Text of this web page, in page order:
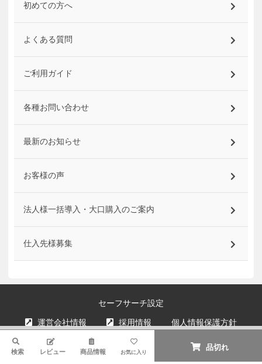
初めての方へ
よくある質問
ご利用ガイド
各種お問い合わせ
最新のお知らせ
お客様の声
法人様一括導入・大口購入のご案内
仕入先様募集
セーフサーチ設定
運営会社情報 採用情報 個人情報保護方針
ご利用規約 特定商取引法に基づく表示
古物営業法に基づく表示
検索 レビュー 商品情報 お気に入り
品切れ